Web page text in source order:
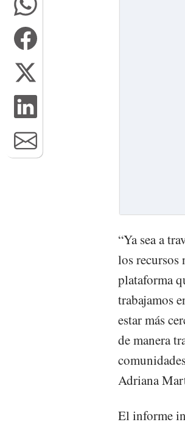
“Ya sea a
los recursos
plataforma
trabajamos
estar más
de manera
Adriana
El informe